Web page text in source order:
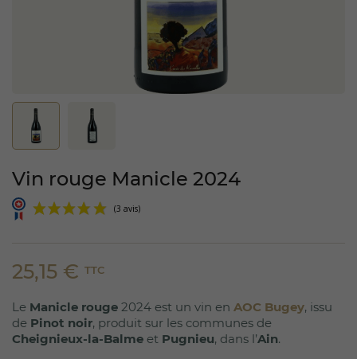
Vin rouge Manicle 2024
(3 avis)
25,15 € TTC
Le Manicle rouge 2024 est un vin en AOC Bugey, issu
de Pinot noir, produit sur les communes de
Cheignieux-la-Balme et Pugnieu, dans l’Ain.